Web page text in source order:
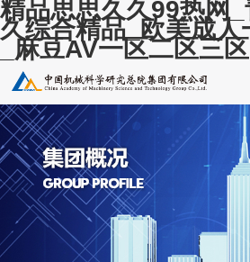
精品思思久久99热网
久综合精品_欧美成人
_麻豆AV一区二区三区